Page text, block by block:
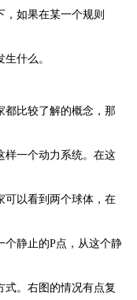
如果在某一个规则
什么。
都比较了解的概念，那
样一个动力系统。在这
可以看到两个球体，在
个静止的P点，从这个静
式。右图的情况有点复